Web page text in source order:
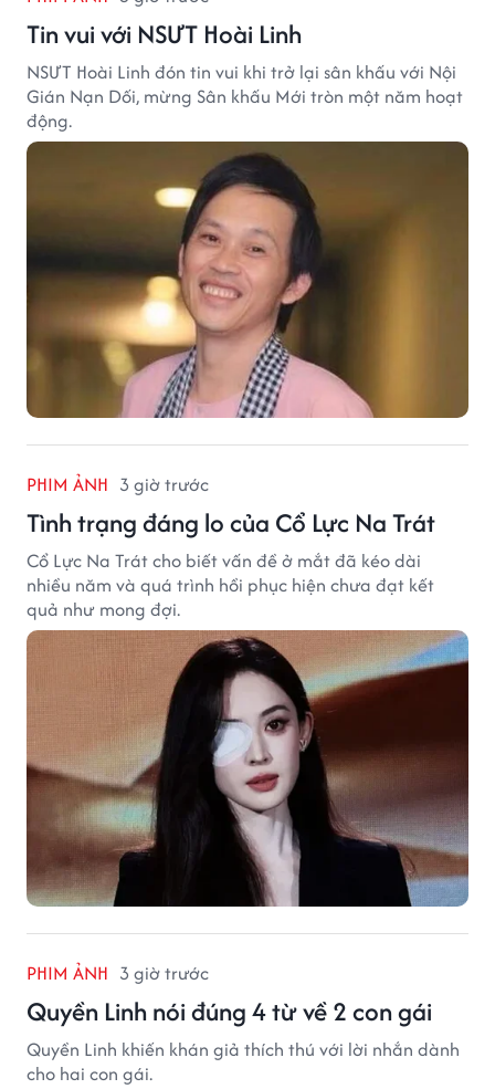
Tin vui với NSƯT Hoài Linh
NSƯT Hoài Linh đón tin vui khi trở lại sân khấu với Nội
Gián Nạn Dối, mừng Sân khấu Mới tròn một năm hoạt
động.
PHIM ẢNH 3 giờ trước
Tình trạng đáng lo của Cổ Lực Na Trát
Cổ Lực Na Trát cho biết vấn đề ở mắt đã kéo dài
nhiều năm và quá trình hồi phục hiện chưa đạt kết
quả như mong đợi.
PHIM ẢNH 3 giờ trước
Quyền Linh nói đúng 4 từ về 2 con gái
Quyền Linh khiến khán giả thích thú với lời nhắn dành
cho hai con gái.